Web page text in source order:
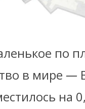
по
в мире —
на